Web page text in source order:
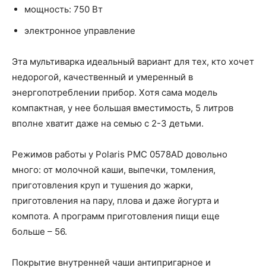
мощность: 750 Вт
электронное управление
Эта мультиварка идеальный вариант для тех, кто хочет
недорогой, качественный и умеренный в
энергопотреблении прибор. Хотя сама модель
компактная, у нее большая вместимость, 5 литров
вполне хватит даже на семью с 2-3 детьми.
Режимов работы у Polaris PMC 0578AD довольно
много: от молочной каши, выпечки, томления,
приготовления круп и тушения до жарки,
приготовления на пару, плова и даже йогурта и
компота. А программ приготовления пищи еще
больше – 56.
Покрытие внутренней чаши антипригарное и